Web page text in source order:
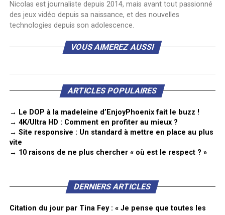
Nicolas est journaliste depuis 2014, mais avant tout passionné
des jeux vidéo depuis sa naissance, et des nouvelles
technologies depuis son adolescence.
VOUS AIMEREZ AUSSI
ARTICLES POPULAIRES
→ Le DOP à la madeleine d’EnjoyPhoenix fait le buzz !
→ 4K/Ultra HD : Comment en profiter au mieux ?
→ Site responsive : Un standard à mettre en place au plus
vite
→ 10 raisons de ne plus chercher « où est le respect ? »
DERNIERS ARTICLES
Citation du jour par Tina Fey : « Je pense que toutes les